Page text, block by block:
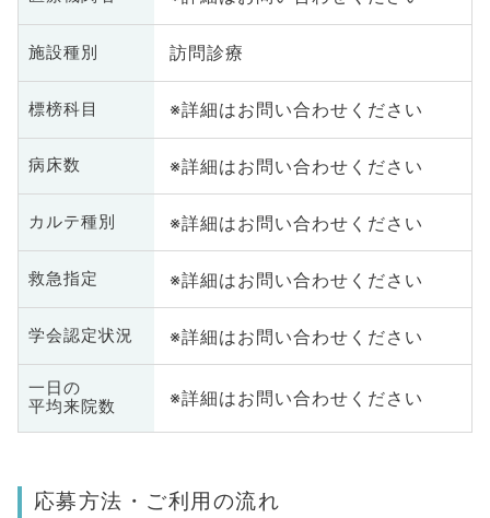
施設種別 訪問診療
標榜科目 ※詳細はお問い合わせください
病床数 ※詳細はお問い合わせください
カルテ種別 ※詳細はお問い合わせください
救急指定 ※詳細はお問い合わせください
学会認定状況 ※詳細はお問い合わせください
一日の
平均来院数
※詳細はお問い合わせください
応募方法・ご利用の流れ